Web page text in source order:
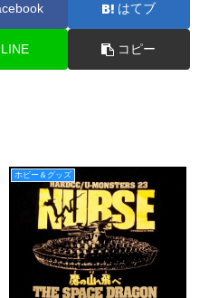
はてブ
LINE コピー
ホビー＆グッズ